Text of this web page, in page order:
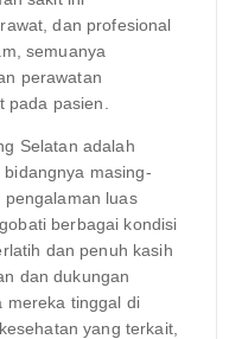
dan profesional
semuanya
perawatan
pada pasien.
Selatan adalah
masing-
luas
berbagai kondisi
dan penuh kasih
dan dukungan
mereka tinggal di
yang terkait,